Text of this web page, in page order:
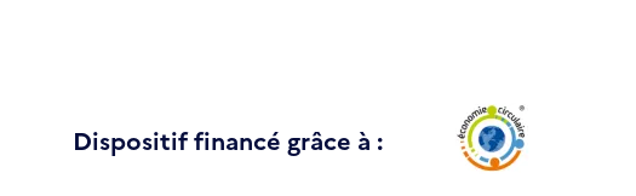
Dispositif financé grâce à :